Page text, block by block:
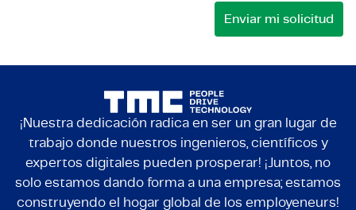
¡Nuestra dedicación radica en ser un gran lugar de
trabajo donde nuestros ingenieros, científicos y
expertos digitales pueden prosperar! ¡Juntos, no
solo estamos dando forma a una empresa; estamos
construyendo el hogar global de los employeneurs!